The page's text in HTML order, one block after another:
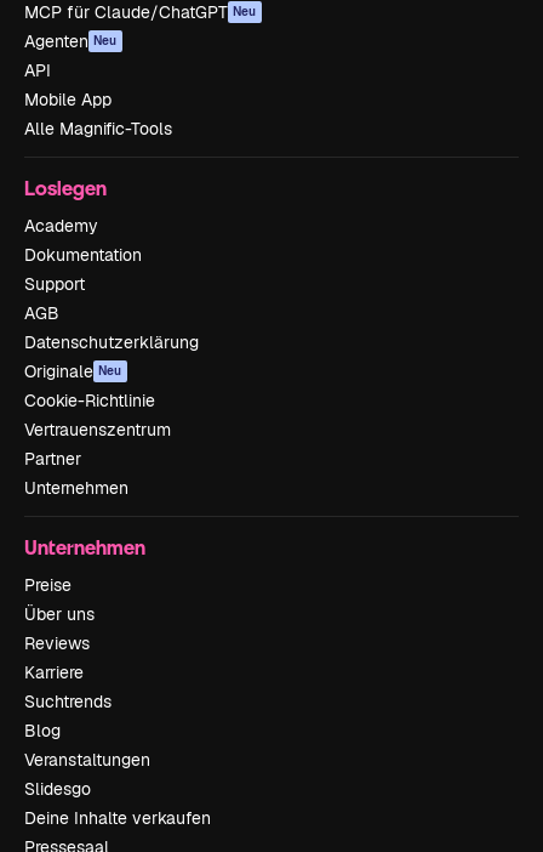
MCP für Claude/ChatGPT Neu
Agenten Neu
API
Mobile App
Alle Magnific-Tools
Loslegen
Academy
Dokumentation
Support
AGB
Datenschutzerklärung
Originale Neu
Cookie-Richtlinie
Vertrauenszentrum
Partner
Unternehmen
Unternehmen
Preise
Über uns
Reviews
Karriere
Suchtrends
Blog
Veranstaltungen
Slidesgo
Deine Inhalte verkaufen
Pressesaal